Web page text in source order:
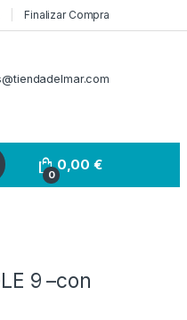
Finalizar Compra
0
0,00€
9 –con